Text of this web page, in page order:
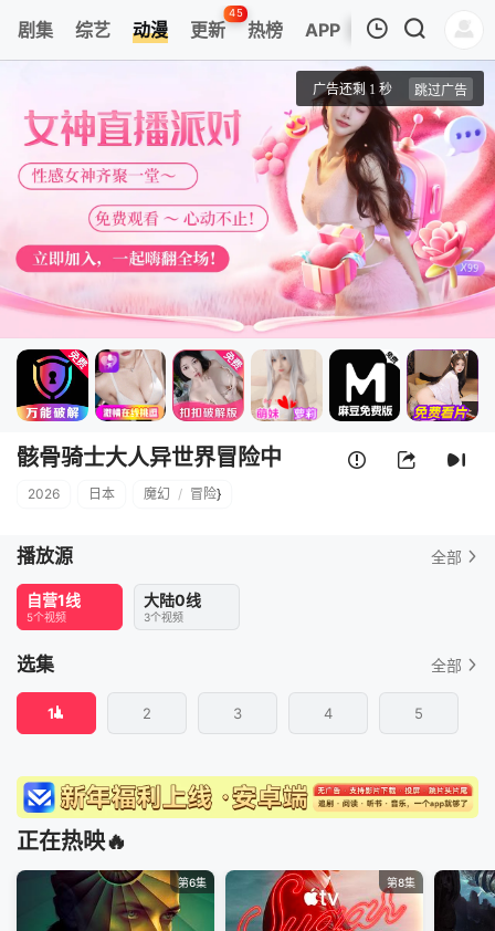
剧集 综艺 动漫 更新
45
热榜 APP
骸骨骑士大人异世界冒险中 第二季
骸骨骑士大人异世界冒险中
2026 日本 魔幻 / 冒险}
播放源 全部
自营1线
5个视频
大陆0线
3个视频
选集 全部
1 2 3 4 5
正在热映🔥
第6集 第8集